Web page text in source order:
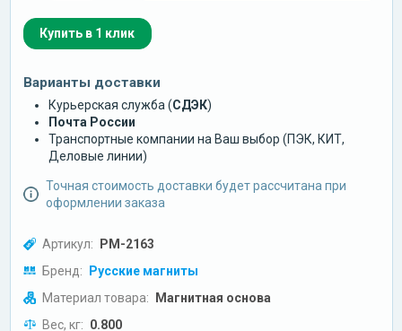
Купить в 1 клик
Варианты доставки
Курьерская служба (СДЭК)
Почта России
Транспортные компании на Ваш выбор (ПЭК, КИТ,
Деловые линии)
Точная стоимость доставки будет рассчитана при
оформлении заказа
Артикул: РМ-2163
Бренд: Русские магниты
Материал товара: Магнитная основа
Вес, кг: 0.800